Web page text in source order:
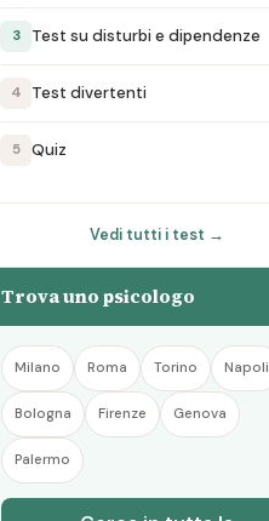
3 Test su disturbi e dipendenze
4 Test divertenti
5 Quiz
Vedi tutti i test →
Trova uno psicologo
Milano Roma Torino Napoli
Bologna Firenze Genova
Palermo